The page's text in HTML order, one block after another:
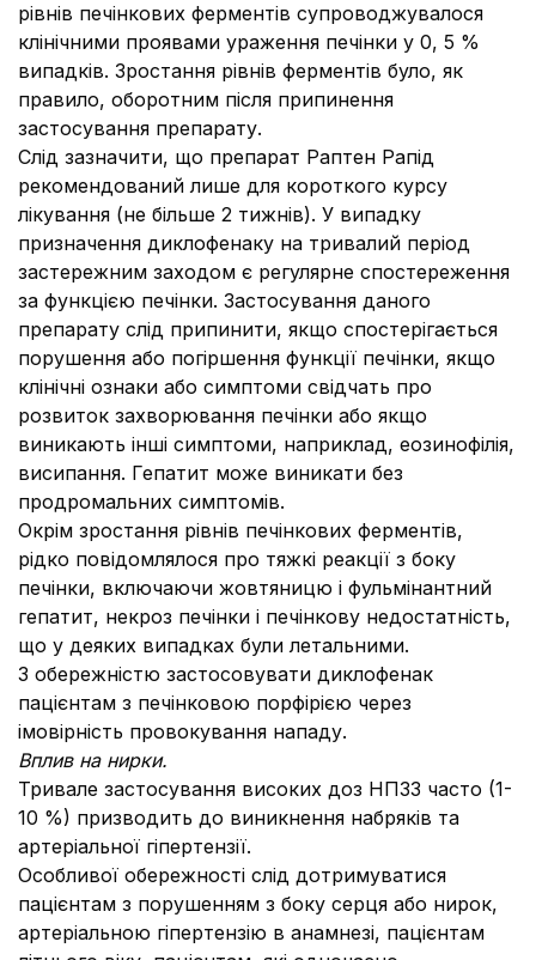
рівнів печінкових ферментів супроводжувалося
клінічними проявами ураження печінки у 0, 5 %
випадків. Зростання рівнів ферментів було, як
правило, оборотним після припинення
застосування препарату.
Слід зазначити, що препарат Раптен Рапід
рекомендований лише для короткого курсу
лікування (не більше 2 тижнів). У випадку
призначення диклофенаку на тривалий період
застережним заходом є регулярне спостереження
за функцією печінки. Застосування даного
препарату слід припинити, якщо спостерігається
порушення або погіршення функції печінки, якщо
клінічні ознаки або симптоми свідчать про
розвиток захворювання печінки або якщо
виникають інші симптоми, наприклад, еозинофілія,
висипання. Гепатит може виникати без
продромальних симптомів.
Окрім зростання рівнів печінкових ферментів,
рідко повідомлялося про тяжкі реакції з боку
печінки, включаючи жовтяницю і фульмінантний
гепатит, некроз печінки і печінкову недостатність,
що у деяких випадках були летальними.
З обережністю застосовувати диклофенак
пацієнтам з печінковою порфірією через
імовірність провокування нападу.
Вплив на нирки.
Тривале застосування високих доз НПЗЗ часто (1-
10 %) призводить до виникнення набряків та
артеріальної гіпертензії.
Особливої обережності слід дотримуватися
пацієнтам з порушенням з боку серця або нирок,
артеріальною гіпертензію в анамнезі, пацієнтам